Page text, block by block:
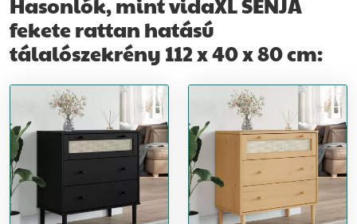
Documents: Itt további részleteket találhat arról, hogyan
akadályozza meg a bútorok felborulását
További információ>>
fekete rattan hatású
tálalószekrény 112 x 40 x 80 cm: